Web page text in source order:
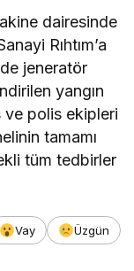
dairesinde
Rıhtım’a
jeneratör
yangın
ve polis ekipleri
tamamı
tüm tedbirler
Vay
Üzgün